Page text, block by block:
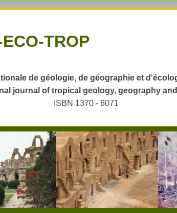
TROP
de géologie, de géographie et
journal of tropical geology, geography
ISBN 1370 - 6071